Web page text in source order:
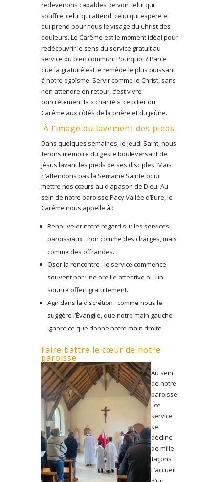
redevenons capables de voir celui qui
souffre, celui qui attend, celui qui espère et
qui prend pour nous le visage du Christ des
douleurs. Le Carême est le moment idéal pour
redécouvrir le sens du service gratuit au
service du bien commun. Pourquoi ? Parce
que la gratuité est le remède le plus puissant
à notre égoïsme. Servir comme le Christ, sans
rien attendre en retour, c’est vivre
concrètement la « charité », ce pilier du
Carême aux côtés de la prière et du jeûne.
À l’image du lavement des pieds
Dans quelques semaines, le Jeudi Saint, nous
ferons mémoire du geste bouleversant de
Jésus lavant les pieds de ses disciples. Mais
n’attendons pas la Semaine Sainte pour
mettre nos cœurs au diapason de Dieu. Au
sein de notre paroisse Pacy Vallée d’Eure, le
Carême nous appelle à :
Renouveler notre regard sur les services
paroissiaux : non comme des charges, mais
comme des offrandes.
Oser la rencontre : le service commence
souvent par une oreille attentive ou un
sourire offert gratuitement.
Agir dans la discrétion : comme nous le
suggère l’Évangile, que notre main gauche
ignore ce que donne notre main droite.
Faire battre le cœur de notre
paroisse
Au sein
de notre
paroisse
, ce
service
se
décline
de mille
façons :
L’accueil